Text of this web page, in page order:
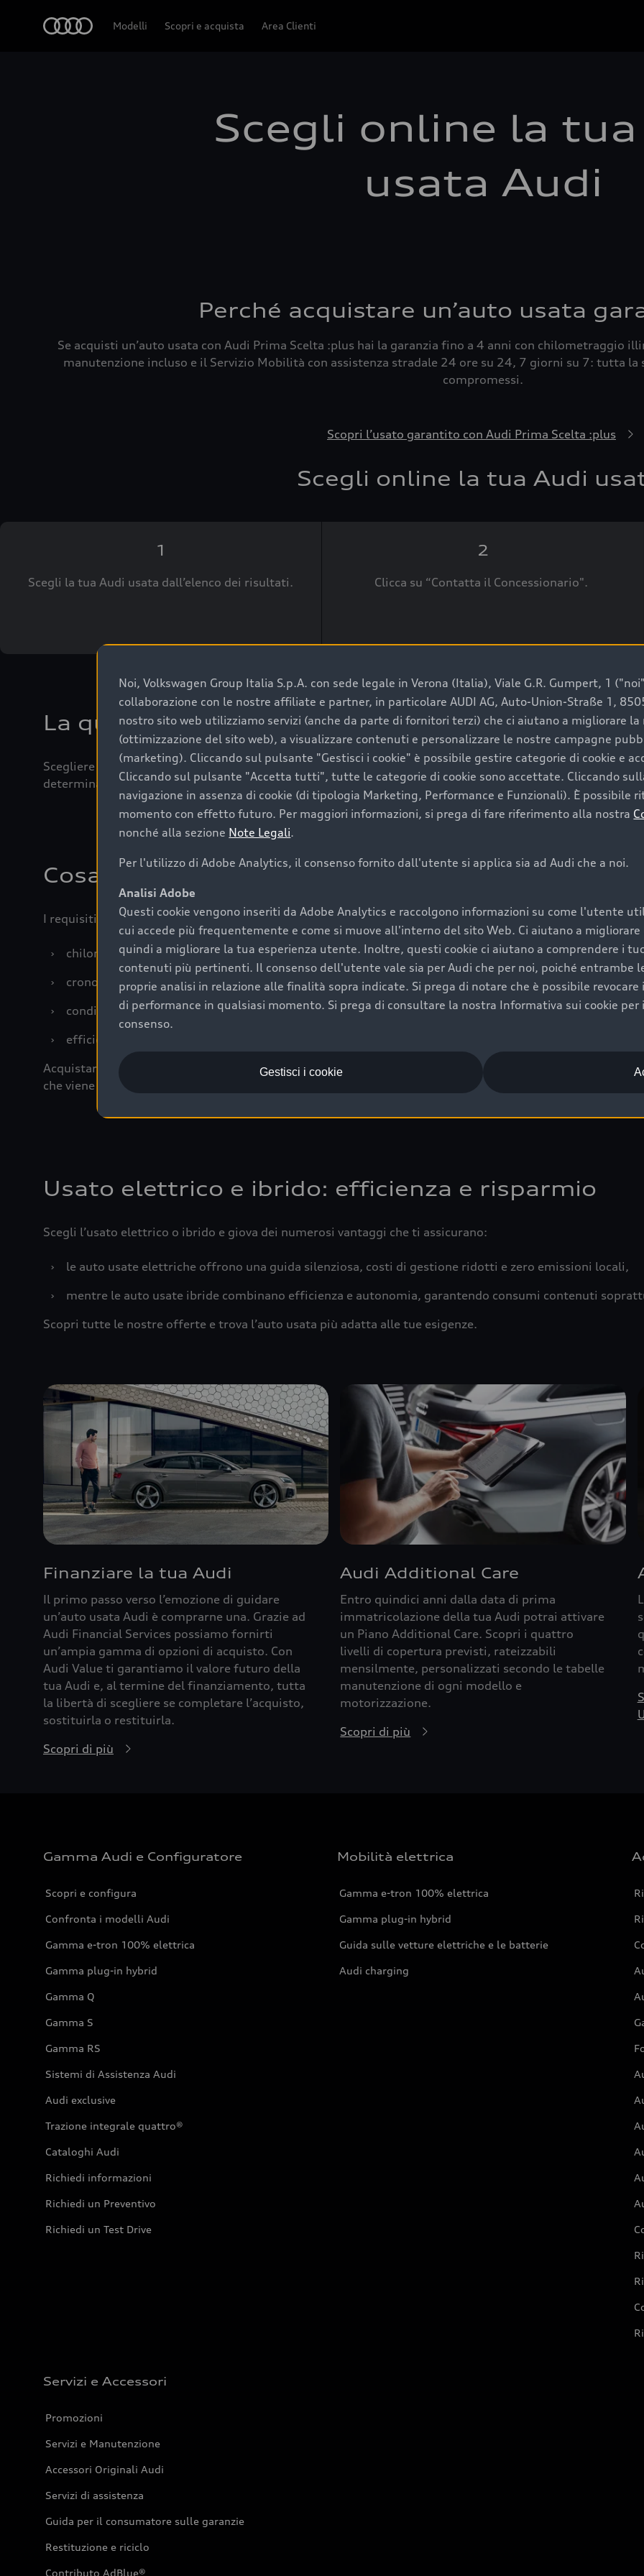
Modelli Scopri e acquista Area Clienti
Scegli online la
usata Audi
Perché acquistare un’auto usata
Se acquisti un’auto usata con Audi Prima Scelta :plus hai la garanzia fino a 4 anni con chilometraggio
manutenzione incluso e il Servizio Mobilità con assistenza stradale 24 ore su 24, 7 giorni su 7: tutta la
compromessi.
Scopri l’usato garantito con Audi Prima Scelta :plus
Scegli online la tua Audi
1
Scegli la tua Audi usata dall’elenco dei risultati.
2
Clicca su “Contatta il Concessionario".
La qualità di acquistare un’auto usata Audi
Scegliere un’auto usata è una decisione che coniuga convenienza, affidabilità e sostenibilità. Per fare un
determinanti come la garanzia inclusa e l’affidabilità del marchio. Audi offre l’auto usata perfetta tramite
Cosa sapere prima di acquistare la tua prossima
I requisiti fondamentali da considerare prima di acquistare un’auto usata, oltre al prezzo e all'aspetto,
›
chilometraggio: un valore contenuto corrisponde a uno stato migliore del veicolo e a una maggiore
›
cronologia dei tagliandi: una documentazione completa della vettura certifica una manutenzione
›
condizioni della carrozzeria e degli interni: una buona conservazione evidenzia cura e attenzione del
›
efficienza meccanica: motore, trasmissione e componenti principali in ottimo stato garantiscono
Acquistare un’auto usata in una Concessionaria ufficiale Audi che offre l’usato garantito tramite Audi
che viene sottoposto a 110 controlli approfonditi e coperto da garanzia fino a 4 anni per una maggiore
Usato elettrico e ibrido: efficienza e risparmio
Scegli l’usato elettrico o ibrido e giova dei numerosi vantaggi che ti assicurano:
›
le auto usate elettriche offrono una guida silenziosa, costi di gestione ridotti e zero emissioni locali,
›
mentre le auto usate ibride combinano efficienza e autonomia, garantendo consumi contenuti
Scopri tutte le nostre offerte e trova l’auto usata più adatta alle tue esigenze.
Finanziare la tua Audi
Il primo passo verso l’emozione di guidare
un’auto usata Audi è comprarne una. Grazie ad
Audi Financial Services possiamo fornirti
un’ampia gamma di opzioni di acquisto. Con
Audi Value ti garantiamo il valore futuro della
tua Audi e, al termine del finanziamento, tutta
la libertà di scegliere se completare l’acquisto,
sostituirla o restituirla.
Scopri di più
Audi Additional Care
Entro quindici anni dalla data di prima
immatricolazione della tua Audi potrai attivare
un Piano Additional Care. Scopri i quattro
livelli di copertura previsti, rateizzabili
mensilmente, personalizzati secondo le tabelle
manutenzione di ogni modello e
motorizzazione.
Scopri di più
Gamma Audi e Configuratore
Scopri e configura
Confronta i modelli Audi
Gamma e-tron 100% elettrica
Gamma plug-in hybrid
Gamma Q
Gamma S
Gamma RS
Sistemi di Assistenza Audi
Audi exclusive
Trazione integrale quattro®
Cataloghi Audi
Richiedi informazioni
Richiedi un Preventivo
Richiedi un Test Drive
Mobilità elettrica
Gamma e-tron 100% elettrica
Gamma plug-in hybrid
Guida sulle vetture elettriche e le batterie
Audi charging
Servizi e Accessori
Promozioni
Servizi e Manutenzione
Accessori Originali Audi
Servizi di assistenza
Guida per il consumatore sulle garanzie
Restituzione e riciclo
Contributo AdBlue®
Noi, Volkswagen Group Italia S.p.A. con sede legale in Verona (Italia), Viale G.R. Gumpert, 1
collaborazione con le nostre affiliate e partner, in particolare AUDI AG, Auto-Union-Straße 1,
nostro sito web utilizziamo servizi (anche da parte di fornitori terzi) che ci aiutano a migliorare la
(ottimizzazione del sito web), a visualizzare contenuti e personalizzare le nostre campagne
(marketing). Cliccando sul pulsante "Gestisci i cookie" è possibile gestire categorie di cookie e
Cliccando sul pulsante "Accetta tutti", tutte le categorie di cookie sono accettate. Cliccando
navigazione in assenza di cookie (di tipologia Marketing, Performance e Funzionali). È possibile
momento con effetto futuro. Per maggiori informazioni, si prega di fare riferimento alla nostra
nonché alla sezione Note Legali.
Per l'utilizzo di Adobe Analytics, il consenso fornito dall'utente si applica sia ad Audi che a noi.
Analisi Adobe
Questi cookie vengono inseriti da Adobe Analytics e raccolgono informazioni su come l'utente
cui accede più frequentemente e come si muove all'interno del sito Web. Ci aiutano a
quindi a migliorare la tua esperienza utente. Inoltre, questi cookie ci aiutano a comprendere i
contenuti più pertinenti. Il consenso dell'utente vale sia per Audi che per noi, poiché entrambe
proprie analisi in relazione alle finalità sopra indicate. Si prega di notare che è possibile
di performance in qualsiasi momento. Si prega di consultare la nostra Informativa sui cookie per
consenso.
Gestisci i cookie